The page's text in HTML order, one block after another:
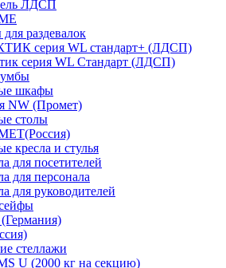
ЛДСП
раздевалок
серия WL стандарт+ (ЛДСП)
серия WL Стандарт (ЛДСП)
шкафы
NW (Промет)
столы
кресла и стулья
для посетителей
для персонала
для руководителей
стеллажи
U (2000 кг на секцию)